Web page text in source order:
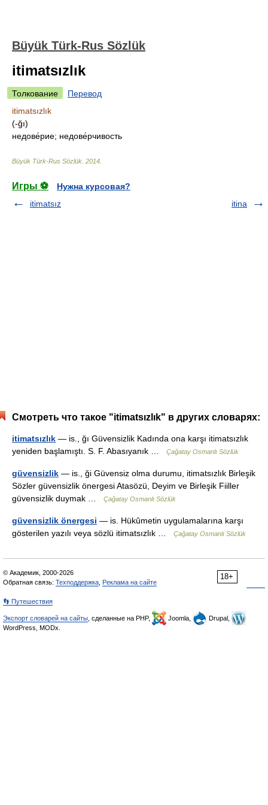
Büyük Türk-Rus Sözlük
itimatsızlık
Толкование
Перевод
itimatsızlık
(-ğı)
недове́рие; недове́рчивость
Büyük Türk-Rus Sözlük 2014
Игры ⚽
Нужна курсовая?
itimatsız
itina
Смотреть что такое "itimatsızlık" в других словарях:
itimatsızlık — is., ğı Güvensizlik Kadında ona karşı itimatsızlık
yeniden başlamıştı. S. F. Abasıyanık …
Çağatay Osmanlı Sözlük
güvensizlik — is., ği Güvensiz olma durumu, itimatsızlık Birleşik
Sözler güvensizlik önergesi Atasözü, Deyim ve Birleşik Fiiller
güvensizlik duymak …
Çağatay Osmanlı Sözlük
güvensizlik önergesi — is. Hükûmetin uygulamalarına karşı
gösterilen yazılı veya sözlü itimatsızlık …
Çağatay Osmanlı Sözlük
18+
© Академик, 2000-2026
Обратная связь: Техподдержка Реклама на сайте
👣 Путешествия
Экспорт словарей на сайты , сделанные на PHP, Joomla,
Drupal,
WordPress, MODx.